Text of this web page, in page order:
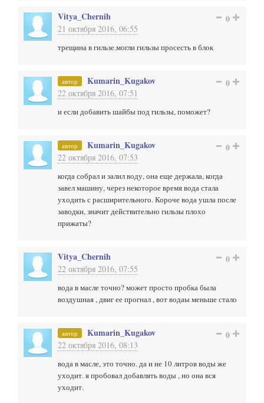
Vitya_Chernih
21 октября 2016, 06:55
0
трещина в гильзе.могли гильзы просесть в блок
автор Kumarin_Kugakov
22 октября 2016, 07:51
0
и если добавить шайбы под гильзы, поможет?
автор Kumarin_Kugakov
22 октября 2016, 07:53
0
когда собрал и залил воду, она еще держала, когда
завел машину, через некоторое время вода стала
уходить с расширительного. Короче вода ушла после
заводки, значит действительно гильзы плохо
прижаты?
Vitya_Chernih
22 октября 2016, 07:55
0
вода в масле точно? может просто пробка была
воздушная , двиг ее прогнал , вот водаы меньше стало
автор Kumarin_Kugakov
22 октября 2016, 08:13
0
вода в масле, это точно. да и не 10 литров воды же
уходит. я пробовал добавлять воды , но она вся
уходит.